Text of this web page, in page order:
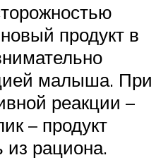
продукт в
малыша. При
реакции –
– продукт
из рациона.